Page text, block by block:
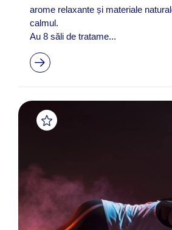
arome relaxante și materiale
calmul.
Au 8 săli de tratame...